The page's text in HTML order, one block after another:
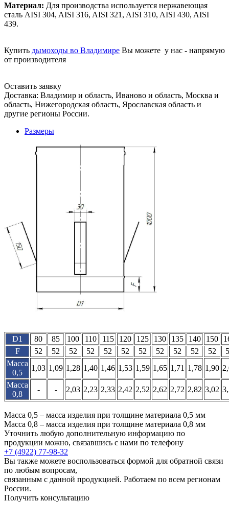
Материал: Для производства используется нержавеющая
сталь AISI 304, AISI 316, AISI 321, AISI 310, AISI 430, AISI
439.
Купить дымоходы во Владимире Вы можете у нас - напрямую
от производителя
Оставить заявку
Доставка: Владимир и область, Иваново и область, Москва и
область, Нижегородская область, Ярославская область и
другие регионы России.
Размеры
D1 80 85 100 110 115 120 125 130 135 140 150
F
52 52 52 52 52 52 52 52 52 52 52
Масса
0,5
1,03 1,09 1,28 1,40 1,46 1,53 1,59 1,65 1,71 1,78 1,90
Масса
0,8
- - 2,03 2,23 2,33 2,42 2,52 2,62 2,72 2,82 3,02
Масса 0,5 – масса изделия при толщине материала 0,5 мм
Масса 0,8 – масса изделия при толщине материала 0,8 мм
Уточнить любую дополнительную информацию по
продукции можно, связавшись с нами по телефону
+7 (4922) 77-98-32
Вы также можете воспользоваться формой для обратной связи
по любым вопросам,
связанным с данной продукцией. Работаем по всем регионам
России.
Получить консультацию